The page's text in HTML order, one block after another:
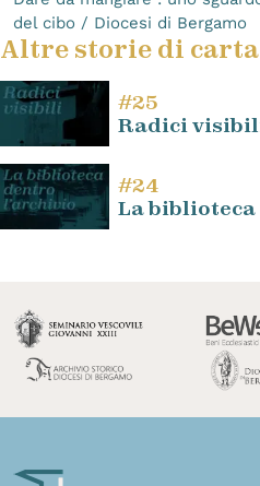
del cibo / Diocesi di Bergamo
Altre storie di carta
#25
Radici
#24
La